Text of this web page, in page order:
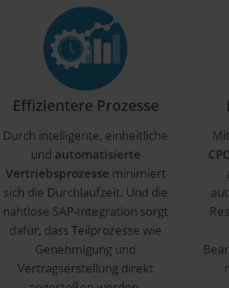
Effizientere Prozesse
Durch intelligente, einheitliche
und automatisierte
Vertriebsprozesse minimiert
sich die Durchlaufzeit. Und die
nahtlose SAP-Integration sorgt
dafür, dass Teilprozesse wie
Genehmigung und
Vertragserstellung direkt